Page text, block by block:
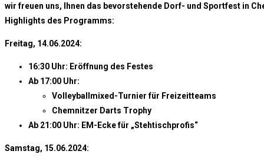
wir freuen uns, Ihnen das bevorstehende Dorf- und Sportfest in
Highlights des Programms:
Freitag, 14.06.2024:
16:30 Uhr: Eröffnung des Festes
Ab 17:00 Uhr:
Volleyballmixed-Turnier für Freizeitteams
Chemnitzer Darts Trophy
Ab 21:00 Uhr: EM-Ecke für „Stehtischprofis“
Samstag, 15.06.2024: